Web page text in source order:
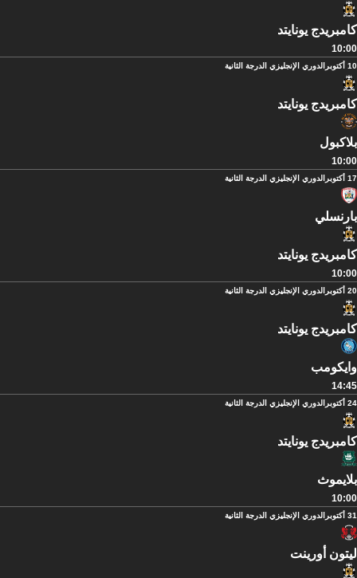
كامبريدج يونايتد
10:00
10 أكتوبر الدوري الإنجليزي الدرجة الثانية
كامبريدج يونايتد
بلاكبول
10:00
17 أكتوبر الدوري الإنجليزي الدرجة الثانية
بارنسلي
كامبريدج يونايتد
10:00
20 أكتوبر الدوري الإنجليزي الدرجة الثانية
كامبريدج يونايتد
وايكومب
14:45
24 أكتوبر الدوري الإنجليزي الدرجة الثانية
كامبريدج يونايتد
بلايموث
10:00
31 أكتوبر الدوري الإنجليزي الدرجة الثانية
ليتون أورينت